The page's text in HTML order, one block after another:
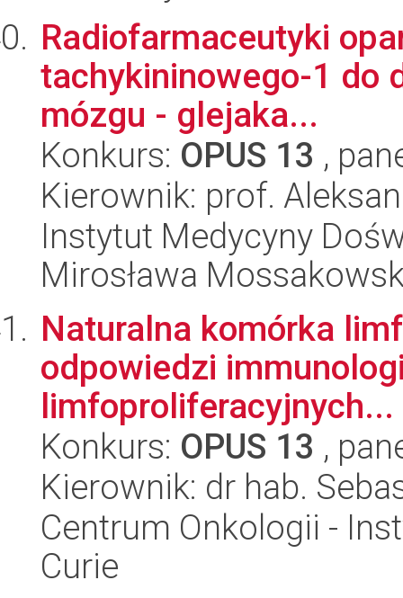
Radiofarmaceutyki
tachykininowego-1 do
mózgu - glejaka...
Konkurs: OPUS 13 ,
Kierownik: prof.
Instytut Medycyny
Mirosława
Naturalna komórka
odpowiedzi
limfoproliferacyjnych...
Konkurs: OPUS 13 ,
Kierownik: dr hab.
Centrum Onkologii -
Curie